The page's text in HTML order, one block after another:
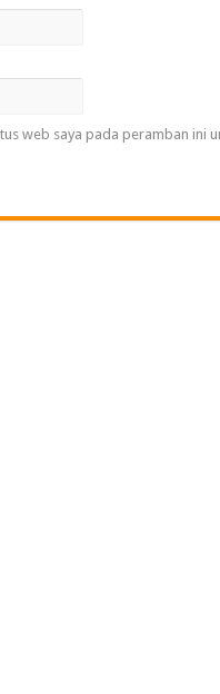
web saya pada peramban ini